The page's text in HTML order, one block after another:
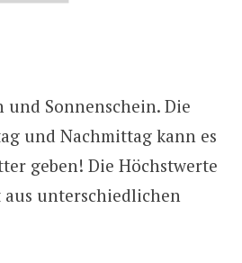
Sonnenschein. Die
und Nachmittag kann es
geben! Die Höchstwerte
aus unterschiedlichen